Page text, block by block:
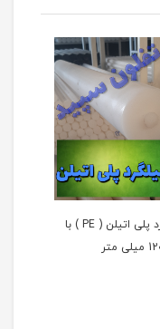
میلگرد پلی اتیلن ( PE ) با